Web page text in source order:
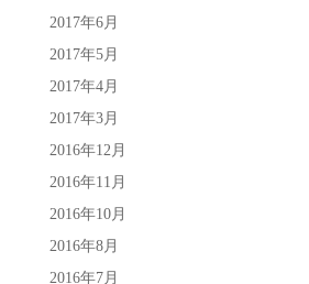
2017年6月
2017年5月
2017年4月
2017年3月
2016年12月
2016年11月
2016年10月
2016年8月
2016年7月